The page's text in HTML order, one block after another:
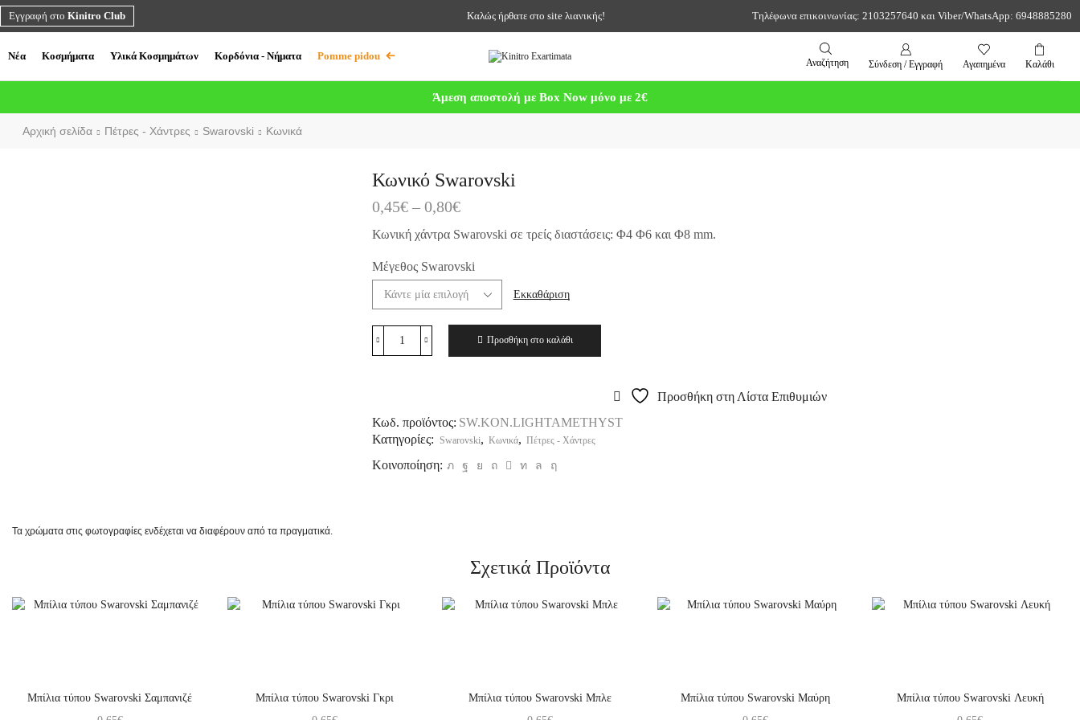
Εγγραφή στο Kinitro Club Καλώς ήρθατε στο site λιανικής! Τηλέφωνα επικοινωνίας: 2103257640 και Viber/WhatsApp: 6948885280
Νέα Κοσμήματα Υλικά Κοσμημάτων Κορδόνια - Νήματα Pomme pidou
Αναζήτηση Σύνδεση / Εγγραφή Αγαπημένα Καλάθι
Άμεση αποστολή με Box Now μόνο με 2€
Αρχική σελίδα Πέτρες - Χάντρες Swarovski Κωνικά
Κωνικό Swarovski
0,45€ – 0,80€
Κωνική χάντρα Swarovski σε τρείς διαστάσεις: Φ4 Φ6 και Φ8 mm.
Μέγεθος Swarovski
Εκκαθάριση
Προσθήκη στο καλάθι
Προσθήκη στη Λίστα Επιθυμιών
Κωδ. προϊόντος: SW.KON.LIGHTAMETHYST
Κατηγορίες:
Swarovski, Κωνικά, Πέτρες - Χάντρες
Κοινοποίηση:
Τα χρώματα στις φωτογραφίες ενδέχεται να διαφέρουν από τα πραγματικά.
Σχετικά Προϊόντα
Μπίλια τύπου Swarovski Σαμπανιζέ
Μπίλια τύπου Swarovski Γκρι
Μπίλια τύπου Swarovski Μπλε
Μπίλια τύπου Swarovski Μαύρη
Μπίλια τύπου Swarovski Λευκή